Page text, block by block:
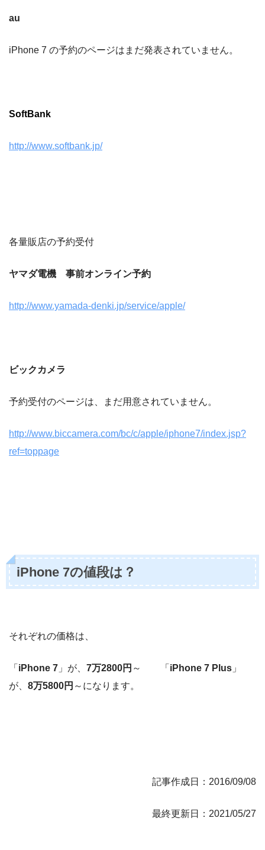
au
iPhone 7 の予約のページはまだ発表されていません。
SoftBank
http://www.softbank.jp/
各量販店の予約受付
ヤマダ電機 事前オンライン予約
http://www.yamada-denki.jp/service/apple/
ビックカメラ
予約受付のページは、まだ用意されていません。
http://www.biccamera.com/bc/c/apple/iphone7/index.jsp?
ref=toppage
iPhone 7の値段は？
それぞれの価格は、
「 iPhone 7 」が、 7万2800円 ～ 「 iPhone 7 Plus 」
が、 8万5800円 ～になります。
記事作成日：2016/09/08
最終更新日：2021/05/27